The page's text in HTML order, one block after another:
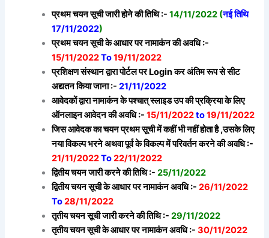
प्रथम चयन सूची जारी होने की तिथि :-14/11/2022 (नई तिथि
17/11/2022)
प्रथम चयन सूची के आधार पर नामाकंन की अवधि :-
15/11/2022To19/11/2022
प्रशिक्षण संस्थान द्वारा पोर्टल पर Login कर अंतिम रूप से सीट
अद्यतन किया जाना :-21/11/2022
आवेदकों द्वारा नामाकंन के पश्चात् स्लाइड उप की प्रक्रिया के लिए
ऑनलाइन आवेदन की अवधि :-15/11/2022to19/11/2022
जिस आवेदक का चयन प्रथम सूची में कहीं भी नहीं होता है ,उसके लिए
नया विकल्प भरने अथवा पूर्व के विकल्प मेंपरिवर्तन करने की अवधि :-
21/11/2022To22/11/2022
द्वितीय चयन जारी करने की तिथि :- 25/11/2022
द्वितीय चयन सूची के आधार पर नामाकंन अवधि :-26/11/2022
To28/11/2022
तृतीय चयन सूची जारी करने की तिथि :-29/11/2022
तृतीय चयन सूची के आधार पर नामाकंन अवधि :-30/11/2022